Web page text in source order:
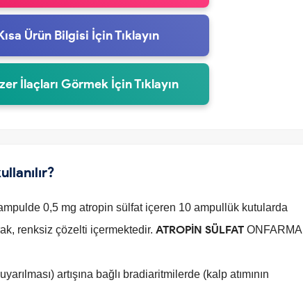
Ürün Bilgisi İçin Tıklayın
İlaçları Görmek İçin Tıklayın
0,5 mg atropin sülfat içeren 10 ampullük kutularda
renksiz çözelti içermektedir. ATROPİN SÜLFAT ONFARMA
artışına bağlı bradiaritmilerde (kalp atımının